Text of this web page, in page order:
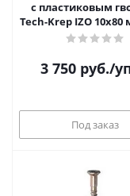
с пластиковым
Tech-Krep IZO 10х80
шт/уп)
3 750 руб./
Под заказ